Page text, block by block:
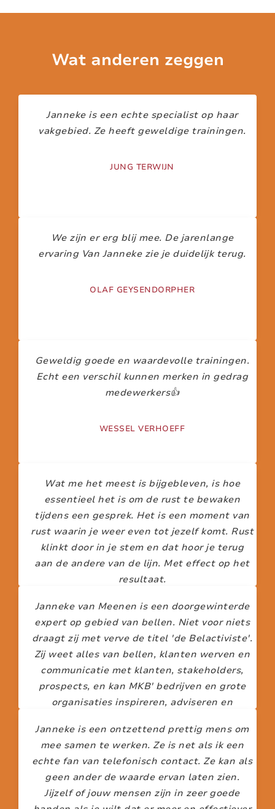
Wat anderen zeggen
Janneke is een echte specialist op haar
vakgebied. Ze heeft geweldige trainingen.
JUNG TERWIJN
We zijn er erg blij mee. De jarenlange
ervaring Van Janneke zie je duidelijk terug.
OLAF GEYSENDORPHER
Geweldig goede en waardevolle trainingen.
Echt een verschil kunnen merken in gedrag
medewerkers👍
WESSEL VERHOEFF
Wat me het meest is bijgebleven, is hoe
essentieel het is om de rust te bewaken
tijdens een gesprek. Het is een moment van
rust waarin je weer even tot jezelf komt. Rust
klinkt door in je stem en dat hoor je terug
aan de andere van de lijn. Met effect op het
resultaat.
Janneke van Meenen is een doorgewinterde
expert op gebied van bellen. Niet voor niets
draagt zij met verve de titel 'de Belactiviste'.
Zij weet alles van bellen, klanten werven en
communicatie met klanten, stakeholders,
prospects, en kan MKB' bedrijven en grote
organisaties inspireren, adviseren en
Janneke is een ontzettend prettig mens om
mee samen te werken. Ze is net als ik een
echte fan van telefonisch contact. Ze kan als
geen ander de waarde ervan laten zien.
Jijzelf of jouw mensen zijn in zeer goede